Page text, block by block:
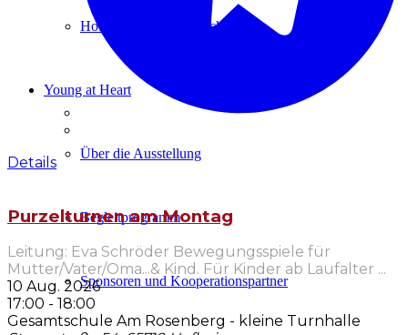
Hofheimer Sinngespräche
Young at Heart
Über die Ausstellung
Begleitprogramm
Sponsoren und Kooperationspartner
Details
Purzelturnen am Montag
Leitung: Eva Schröder Bewegungsspiele für
Mutter/Vater/Oma...& Kind. Für Kinder ab Laufalter ...
10 Aug. 2026
17:00 - 18:00
Gesamtschule Am Rosenberg - kleine Turnhalle